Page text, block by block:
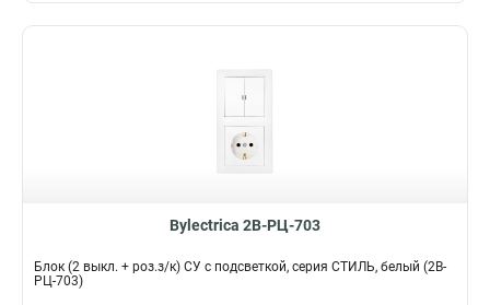
Bylectrica 2В-РЦ-703
Блок (2 выкл. + роз.з/к) СУ с подсветкой, серия СТИЛЬ, белый (2В-
РЦ-703)